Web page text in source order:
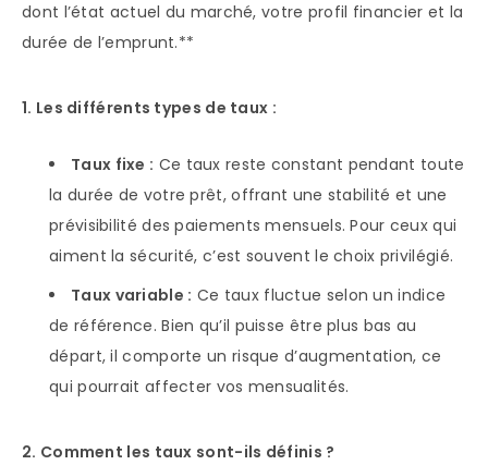
dont l’état actuel du marché, votre profil financier et la
durée de l’emprunt.**
1. Les différents types de taux :
Taux fixe : Ce taux reste constant pendant toute
la durée de votre prêt, offrant une stabilité et une
prévisibilité des paiements mensuels. Pour ceux qui
aiment la sécurité, c’est souvent le choix privilégié.
Taux variable : Ce taux fluctue selon un indice
de référence. Bien qu’il puisse être plus bas au
départ, il comporte un risque d’augmentation, ce
qui pourrait affecter vos mensualités.
2. Comment les taux sont-ils définis ?